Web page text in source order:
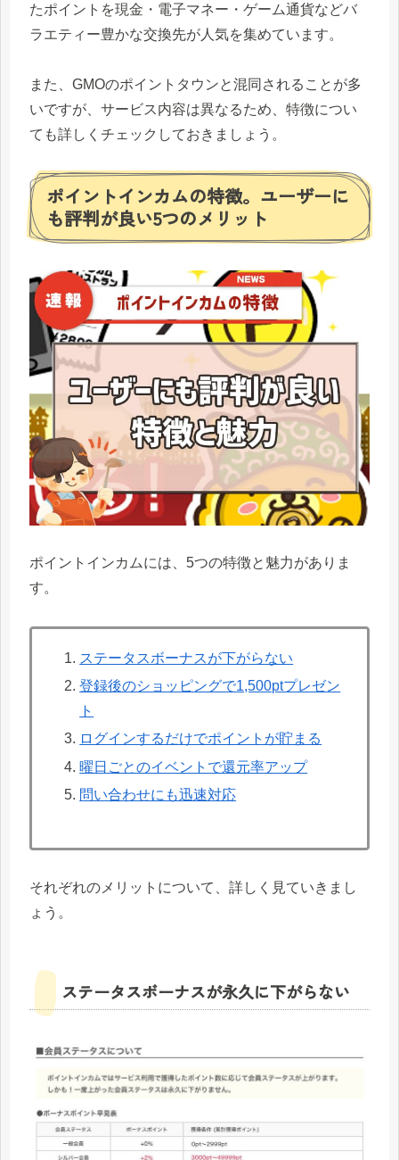
たポイントを現金・電子マネー・ゲーム通貨などバ
ラエティー豊かな交換先が人気を集めています。
また、GMOのポイントタウンと混同されることが多
いですが、サービス内容は異なるため、特徴につい
ても詳しくチェックしておきましょう。
ポイントインカムの特徴。ユーザーに
も評判が良い5つのメリット
ポイントインカムには、5つの特徴と魅力がありま
す。
ステータスボーナスが下がらない
登録後のショッピングで1,500ptプレゼン
ト
ログインするだけでポイントが貯まる
曜日ごとのイベントで還元率アップ
問い合わせにも迅速対応
それぞれのメリットについて、詳しく見ていきまし
ょう。
ステータスボーナスが永久に下がらない